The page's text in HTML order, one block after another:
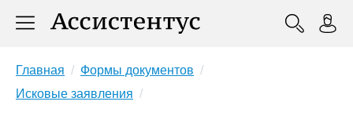
Главная
Формы документов
Исковые заявления